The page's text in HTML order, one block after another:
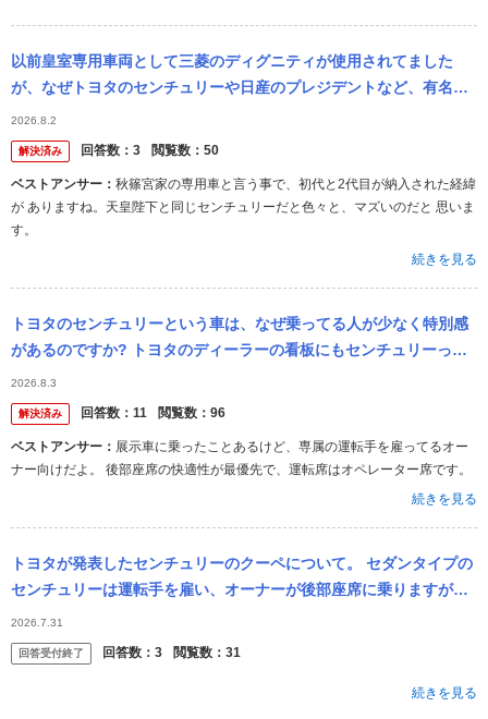
以前皇室専用車両として三菱のディグニティが使用されてました
が、なぜトヨタのセンチュリーや日産のプレジデントなど、有名ど
ころの高級車を採用せずにディグニティにしたんでしょうか？
2026.8.2
解決済み 回答数： 3 閲覧数： 50
ベストアンサー： 秋篠宮家の専用車と言う事で、初代と2代目が納入された経緯
が ありますね。天皇陛下と同じセンチュリーだと色々と、マズいのだと 思いま
す。
続きを見る
トヨタのセンチュリーという車は、なぜ乗ってる人が少なく特別感
があるのですか? トヨタのディーラーの看板にもセンチュリーって
書いてあるのを見たことがありません。裏メニュー的な取り扱いな
んですか?
2026.8.3
解決済み 回答数： 11 閲覧数： 96
ベストアンサー： 展示車に乗ったことあるけど、専属の運転手を雇ってるオー
ナー向けだよ。 後部座席の快適性が最優先で、運転席はオペレーター席です。
続きを見る
トヨタが発表したセンチュリーのクーペについて。 セダンタイプの
センチュリーは運転手を雇い、オーナーが後部座席に乗りますが、
クーペタイプのセンチュリーはオーナーが運転する想定なのでしょ
うか？
2026.7.31
回答受付終了 回答数： 3 閲覧数： 31
続きを見る